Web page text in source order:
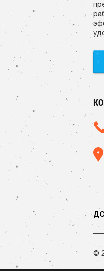
©